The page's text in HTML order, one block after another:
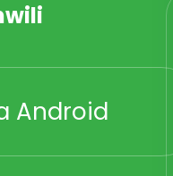
Android